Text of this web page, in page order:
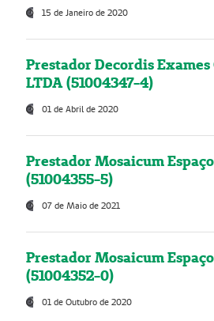
15 de Janeiro de 2020
Prestador Decordis
LTDA (51004347-4)
01 de Abril de 2020
Prestador Mosaicum
(51004355-5)
07 de Maio de 2021
Prestador Mosaicum
(51004352-0)
01 de Outubro de 2020